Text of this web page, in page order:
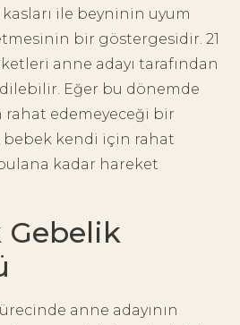
ile beyninin uyum
bir göstergesidir. 21
anne adayı tarafından
Eğer bu dönemde
rahat edemeyeceği bir
bebek kendi için rahat
kadar hareket
Gebelik
anne adayının